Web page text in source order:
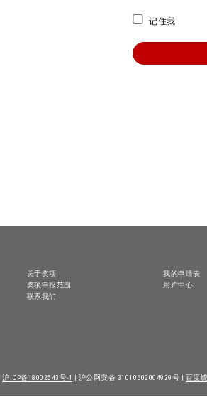
记住我
关于奖项
奖项申报范围
联系我们
我的申请表
用户中心
沪ICP备18002543号-1 | 沪公网安备 31010602004929号 | 百度